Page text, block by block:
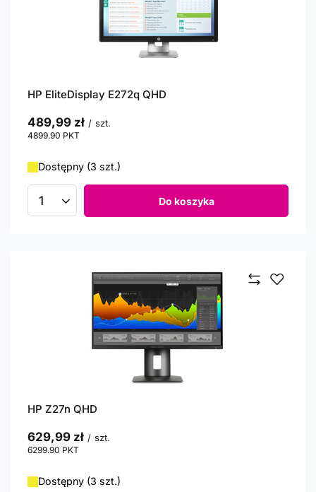
HP EliteDisplay E272q QHD
489,99 zł / szt.
4899.90 PKT
Dostępny (3 szt.)
Ilość produktów Do koszyka
HP Z27n QHD
629,99 zł / szt.
6299.90 PKT
Dostępny (3 szt.)